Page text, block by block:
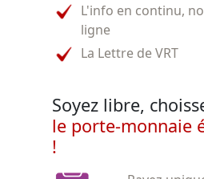
L'info en continu,
ligne
La Lettre de VRT
Soyez libre,
le porte-monnaie
!